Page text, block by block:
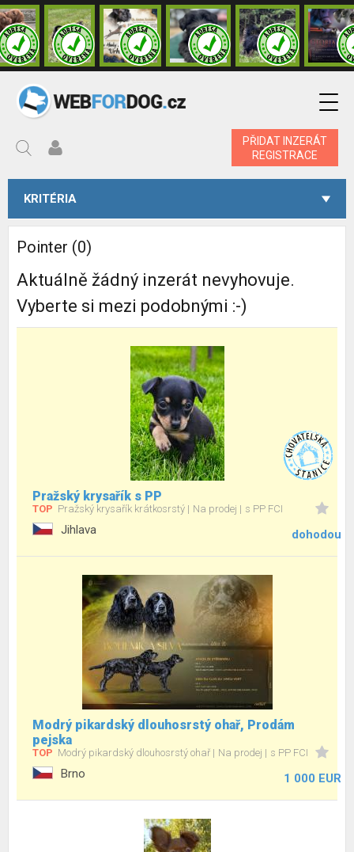
PŘIDAT INZERÁT
REGISTRACE
KRITÉRIA
Pointer (0)
Aktuálně žádný inzerát nevyhovuje.
Vyberte si mezi podobnými :-)
Pražský krysařík s PP
TOP Pražský krysařík krátkosrstý Na prodej s PP FCI
Jihlava dohodou
Modrý pikardský dlouhosrstý ohař, Prodám
pejska
TOP Modrý pikardský dlouhosrstý ohař Na prodej s PP FCI
Brno 1 000 EUR